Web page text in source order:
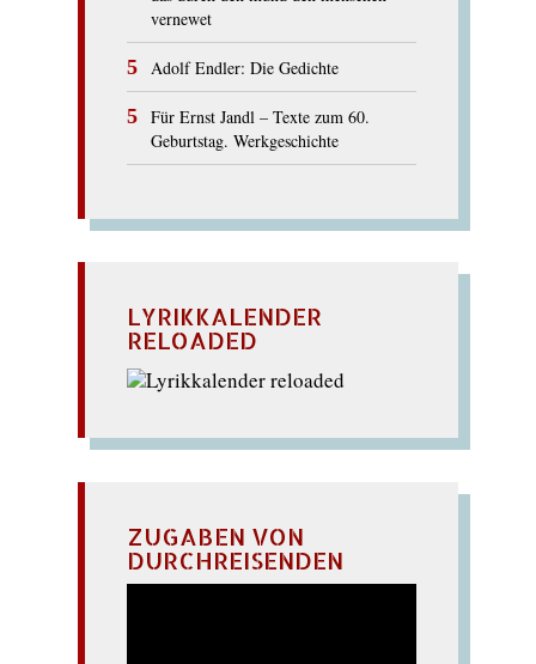
vernewet
Adolf Endler: Die Gedichte
Für Ernst Jandl – Texte zum 60.
Geburtstag. Werkgeschichte
LYRIKKALENDER
RELOADED
ZUGABEN VON
DURCHREISENDEN